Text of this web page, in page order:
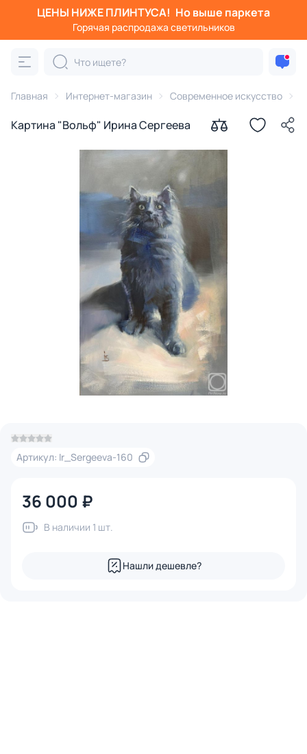
ЦЕНЫ НИЖЕ ПЛИНТУСА! Но выше паркета
Горячая распродажа светильников
Главная Интернет-магазин Современное искусство
Картина "Вольф" Ирина Сергеева
Артикул: Ir_Sergeeva-160
36 000 ₽
В наличии 1 шт.
Нашли дешевле?